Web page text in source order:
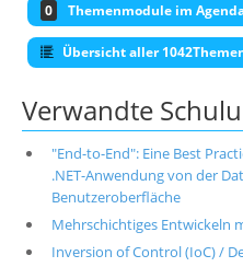
0 Themenmodule im
Übersicht aller
Verwandte
"End-to-End": Eine Best
.NET-Anwendung von der
Benutzeroberfläche
Mehrschichtiges Entwickeln
Inversion of Control (IoC) /